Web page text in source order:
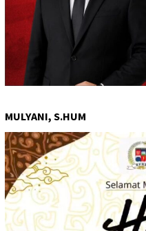
MULYANI, S.HUM